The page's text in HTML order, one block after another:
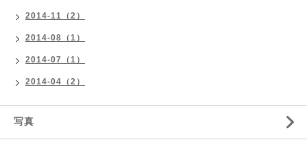
2014-11（2）
2014-08（1）
2014-07（1）
2014-04（2）
写真